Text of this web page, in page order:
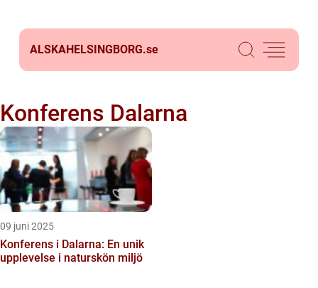
ALSKAHELSINGBORG.se
Konferens Dalarna
09 juni 2025
Konferens i Dalarna: En unik
upplevelse i naturskön miljö